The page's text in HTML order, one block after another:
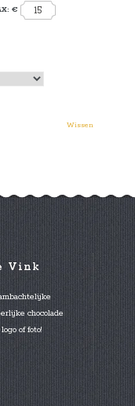
€ 15
Wissen
Vink
chocolade
of foto!